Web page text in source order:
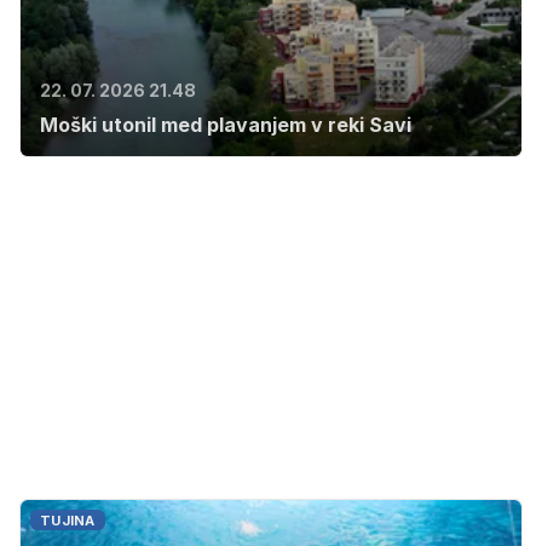
22. 07. 2026 21.48
Moški utonil med plavanjem v reki Savi
TUJINA